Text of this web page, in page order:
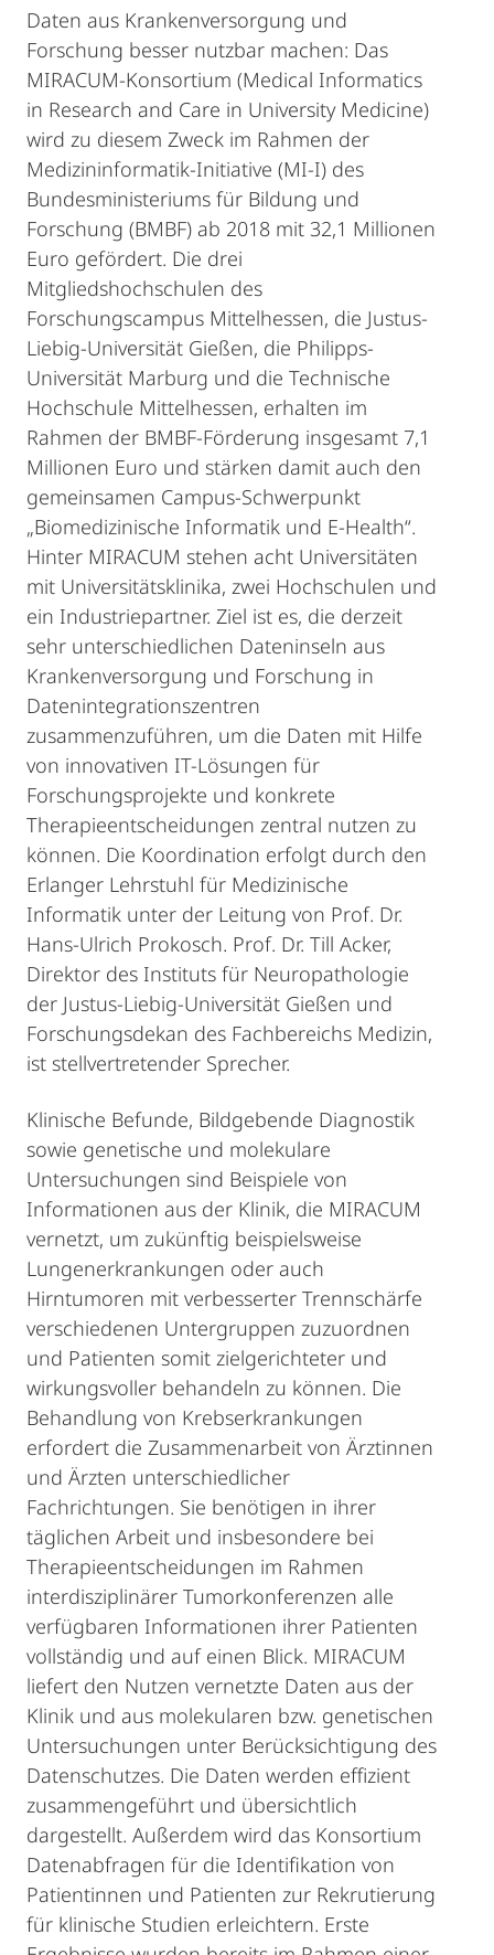
Daten aus Krankenversorgung und
Forschung besser nutzbar machen: Das
MIRACUM-Konsortium (Medical Informatics
in Research and Care in University Medicine)
wird zu diesem Zweck im Rahmen der
Medizininformatik-Initiative (MI-I) des
Bundesministeriums für Bildung und
Forschung (BMBF) ab 2018 mit 32,1 Millionen
Euro gefördert. Die drei
Mitgliedshochschulen des
Forschungscampus Mittelhessen, die Justus-
Liebig-Universität Gießen, die Philipps-
Universität Marburg und die Technische
Hochschule Mittelhessen, erhalten im
Rahmen der BMBF-Förderung insgesamt 7,1
Millionen Euro und stärken damit auch den
gemeinsamen Campus-Schwerpunkt
„Biomedizinische Informatik und E-Health“.
Hinter MIRACUM stehen acht Universitäten
mit Universitätsklinika, zwei Hochschulen und
ein Industriepartner. Ziel ist es, die derzeit
sehr unterschiedlichen Dateninseln aus
Krankenversorgung und Forschung in
Datenintegrationszentren
zusammenzuführen, um die Daten mit Hilfe
von innovativen IT-Lösungen für
Forschungsprojekte und konkrete
Therapieentscheidungen zentral nutzen zu
können. Die Koordination erfolgt durch den
Erlanger Lehrstuhl für Medizinische
Informatik unter der Leitung von Prof. Dr.
Hans-Ulrich Prokosch. Prof. Dr. Till Acker,
Direktor des Instituts für Neuropathologie
der Justus-Liebig-Universität Gießen und
Forschungsdekan des Fachbereichs Medizin,
ist stellvertretender Sprecher.
Klinische Befunde, Bildgebende Diagnostik
sowie genetische und molekulare
Untersuchungen sind Beispiele von
Informationen aus der Klinik, die MIRACUM
vernetzt, um zukünftig beispielsweise
Lungenerkrankungen oder auch
Hirntumoren mit verbesserter Trennschärfe
verschiedenen Untergruppen zuzuordnen
und Patienten somit zielgerichteter und
wirkungsvoller behandeln zu können. Die
Behandlung von Krebserkrankungen
erfordert die Zusammenarbeit von Ärztinnen
und Ärzten unterschiedlicher
Fachrichtungen. Sie benötigen in ihrer
täglichen Arbeit und insbesondere bei
Therapieentscheidungen im Rahmen
interdisziplinärer Tumorkonferenzen alle
verfügbaren Informationen ihrer Patienten
vollständig und auf einen Blick. MIRACUM
liefert den Nutzen vernetzte Daten aus der
Klinik und aus molekularen bzw. genetischen
Untersuchungen unter Berücksichtigung des
Datenschutzes. Die Daten werden effizient
zusammengeführt und übersichtlich
dargestellt. Außerdem wird das Konsortium
Datenabfragen für die Identifikation von
Patientinnen und Patienten zur Rekrutierung
für klinische Studien erleichtern. Erste